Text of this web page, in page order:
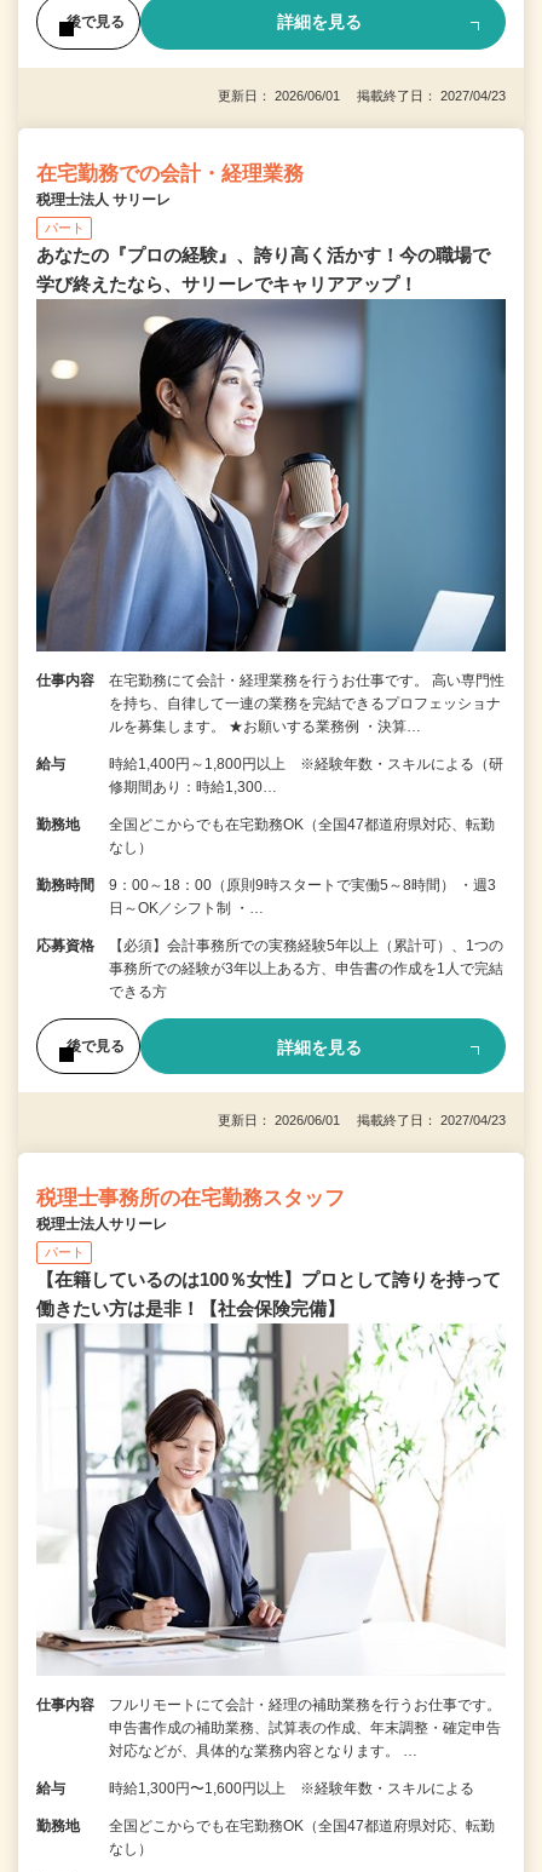
後で見る 詳細を見る
更新日： 2026/06/01 掲載終了日： 2027/04/23
在宅勤務での会計・経理業務
税理士法人 サリーレ
パート
あなたの『プロの経験』、誇り高く活かす！今の職場で
学び終えたなら、サリーレでキャリアアップ！
仕事内容
在宅勤務にて会計・経理業務を行うお仕事です。 高い専門性
を持ち、自律して一連の業務を完結できるプロフェッショナ
ルを募集します。 ★お願いする業務例 ・決算…
給与
時給1,400円～1,800円以上 ※経験年数・スキルによる（研
修期間あり：時給1,300…
勤務地
全国どこからでも在宅勤務OK（全国47都道府県対応、転勤
なし）
勤務時間
9：00～18：00（原則9時スタートで実働5～8時間） ・週3
日～OK／シフト制 ・…
応募資格
【必須】会計事務所での実務経験5年以上（累計可）、1つの
事務所での経験が3年以上ある方、申告書の作成を1人で完結
できる方
後で見る 詳細を見る
更新日： 2026/06/01 掲載終了日： 2027/04/23
税理士事務所の在宅勤務スタッフ
税理士法人サリーレ
パート
【在籍しているのは100％女性】プロとして誇りを持って
働きたい方は是非！【社会保険完備】
仕事内容
フルリモートにて会計・経理の補助業務を行うお仕事です。
申告書作成の補助業務、試算表の作成、年末調整・確定申告
対応などが、具体的な業務内容となります。 …
給与 時給1,300円〜1,600円以上 ※経験年数・スキルによる
勤務地
全国どこからでも在宅勤務OK（全国47都道府県対応、転勤
なし）